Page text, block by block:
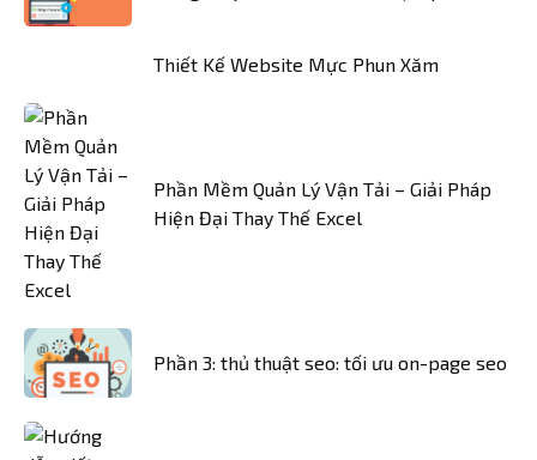
Thiết Kế Website Mực Phun Xăm
Phần Mềm Quản Lý Vận Tải – Giải Pháp
Hiện Đại Thay Thế Excel
Phần 3: thủ thuật seo: tối ưu on-page seo